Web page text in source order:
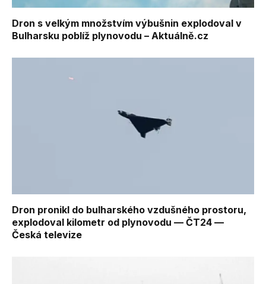
Dron s velkým množstvím výbušnin explodoval v
Bulharsku poblíž plynovodu – Aktuálně.cz
Dron pronikl do bulharského vzdušného prostoru,
explodoval kilometr od plynovodu — ČT24 —
Česká televize